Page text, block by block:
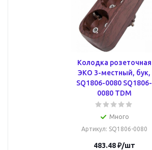
Колодка розеточная
ЭКО 3-местный, бук,
SQ1806-0080 SQ1806-
0080 TDM
Много
Артикул: SQ1806-0080
483.48₽/шт